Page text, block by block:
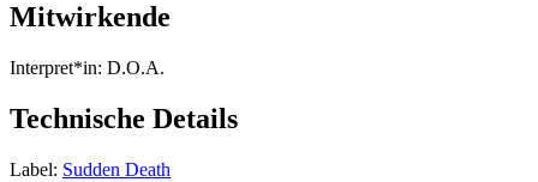
Mitwirkende
Interpret*in: D.O.A.
Technische Details
Label: Sudden Death